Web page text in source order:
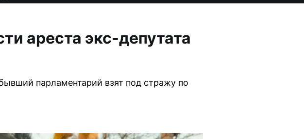
ареста экс-депутата
парламентарий взят под стражу по